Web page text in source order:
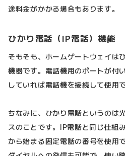
途料金がかかる場合もあります。
ひかり電話（IP電話）機能
そもそも、ホームゲートウェイは
機器です。電話機用のポートが付
していれば電話機を接続して使用
ちなみに、ひかり電話というのは
スのことです。IP電話と同じ仕組
から始まる固定電話の番号を使用